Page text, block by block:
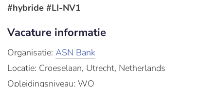
#hybride #LI-NV1
Vacature informatie
Organisatie: ASN Bank
Locatie: Croeselaan, Utrecht, Netherlands
Opleidingsniveau: WO